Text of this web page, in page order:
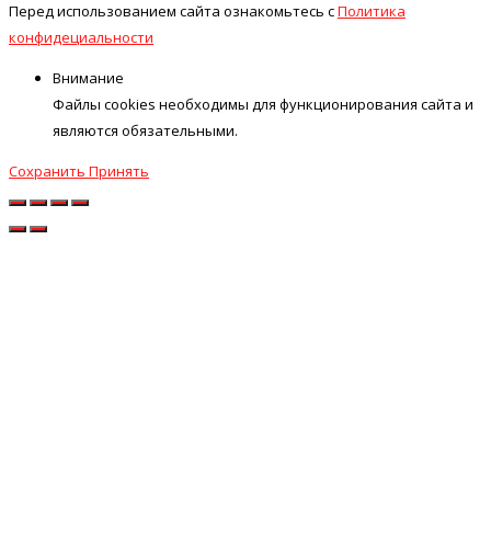
Перед использованием сайта ознакомьтесь сПолитика
конфидециальности
Внимание
Файлы cookies необходимы для функционирования сайта и
являются обязательными.
Сохранить Принять